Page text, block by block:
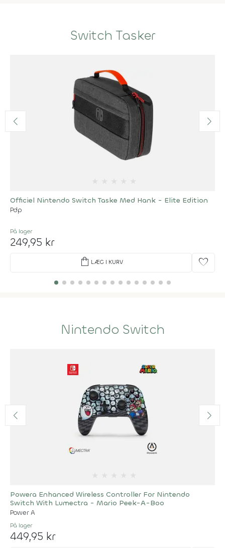
Switch Tasker
Officiel Nintendo Switch Taske Med Hank - Elite Edition
Pdp
På lager
249,95 kr
shopping_bag LÆG I KURV favorite
Nintendo Switch
Powera Enhanced Wireless Controller For Nintendo
Switch With Lumectra - Mario Peek-A-Boo
Power A
På lager
449,95 kr